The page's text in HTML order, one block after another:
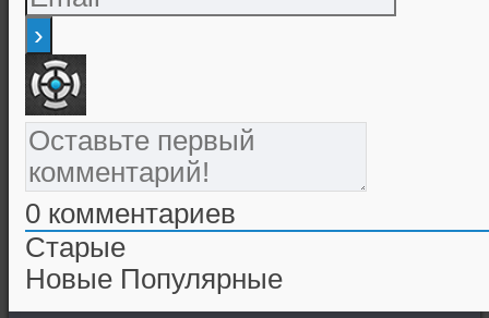
0 комментариев
Старые
Новые Популярные